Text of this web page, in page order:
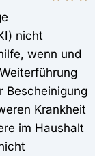
nicht
wenn und
Bescheinigung
Krankheit
im Haushalt